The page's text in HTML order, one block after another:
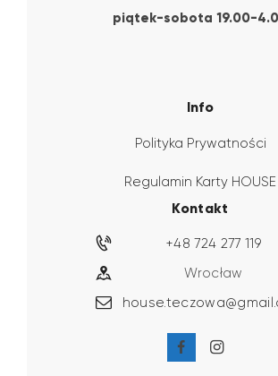
piątek-sobota 19.00-
Info
Polityka Prywatności
Regulamin Karty HOUSE
Kontakt
Wrocław
+48 724 277 119